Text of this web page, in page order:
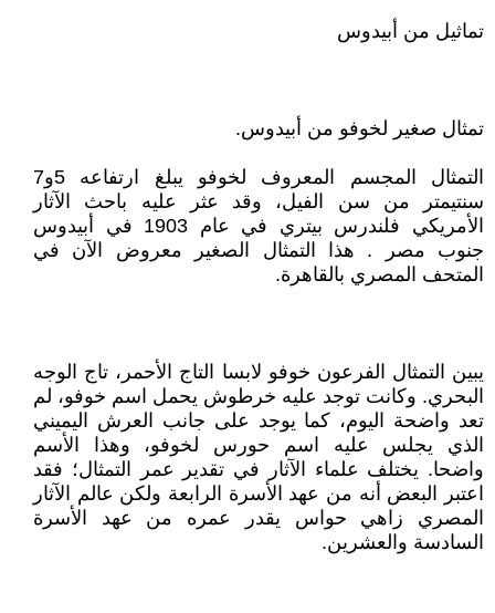
تماثيل من أبيدوس
تمثال صغير لخوفو من أبيدوس.
التمثال المجسم المعروف لخوفو يبلغ ارتفاعه 5و7
سنتيمتر من سن الفيل، وقد عثر عليه باحث الآثار
الأمريكي فلندرس بيتري في عام 1903 في أبيدوس
جنوب مصر . هذا التمثال الصغير معروض الآن في
المتحف المصري بالقاهرة.
يبين التمثال الفرعون خوفو لابسا التاج الأحمر، تاج الوجه
البحري. وكانت توجد عليه خرطوش يحمل اسم خوفو، لم
تعد واضحة اليوم، كما يوجد على جانب العرش اليميني
الذي يجلس عليه اسم حورس لخوفو، وهذا الأسم
واضحا. يختلف علماء الآثار في تقدير عمر التمثال؛ فقد
اعتبر البعض أنه من عهد الأسرة الرابعة ولكن عالم الآثار
المصري زاهي حواس يقدر عمره من عهد الأسرة
السادسة والعشرين.